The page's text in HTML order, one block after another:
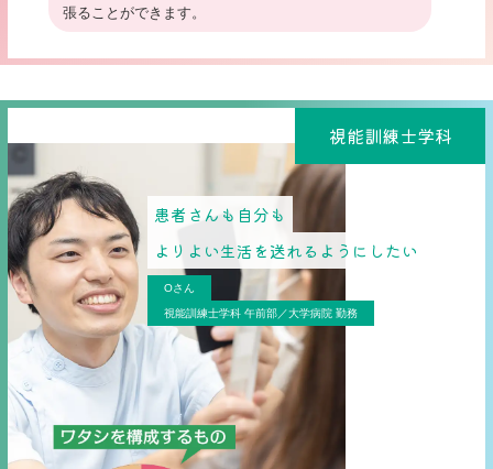
張ることができます。
視能訓練士学科
患者さんも自分も
よりよい生活を送れるようにしたい
Oさん
視能訓練士学科 午前部／大学病院 勤務